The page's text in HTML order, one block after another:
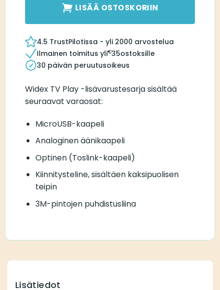
LISÄÄ OSTOSKORIIN
4.5 TrustPilotissa - yli 2000 arvostelua
Ilmainen toimitus yli€35ostoksille
30 päivän peruutusoikeus
Widex TV Play -lisävarustesarja sisältää
seuraavat varaosat:
MicroUSB-kaapeli
Analoginen äänikaapeli
Optinen (Toslink-kaapeli)
Kiinnitysteline, sisältäen kaksipuolisen
teipin
3M-pintojen puhdistusliina
Lisätiedot